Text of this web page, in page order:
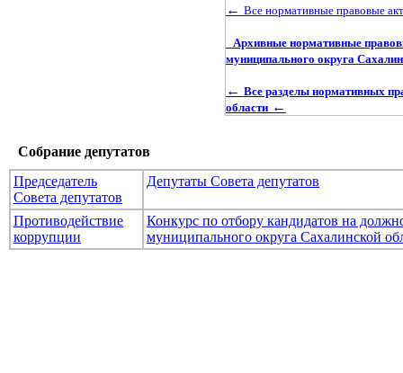
← Все нормативные правовые
Архивные нормативные
муниципального округа
← Все разделы нормативных
области ←
Собрание депутатов
Председатель
Совета депутатов
Депутаты Совета депутатов
Противодействие
коррупции
Конкурс по отбору кандидатов на
муниципального округа Сахалинской